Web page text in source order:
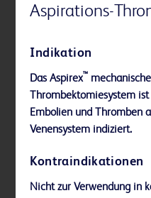
Antriebssystem
Aspirations-
Indikation
Das Aspirex™
Thrombektomiesystem
Embolien und Thromben
Venensystem indiziert.
Kontraindikationen
Nicht zur Verwendung in